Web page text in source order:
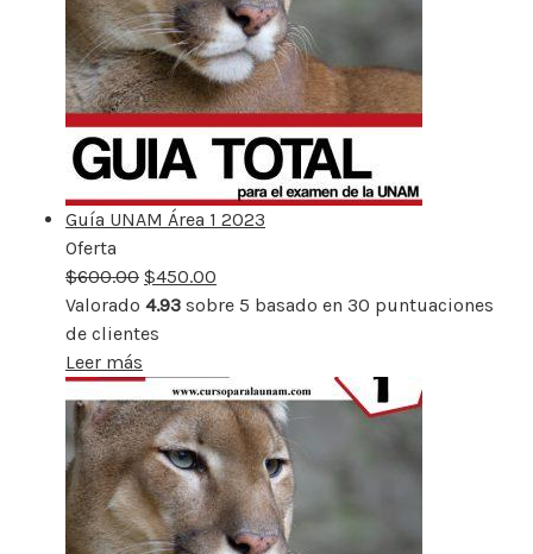
Guía UNAM Área 1 2023
Oferta
rebajado
$600.00 $450.00
Valorado 4.93 sobre 5 basado en 30 puntuaciones
de clientes
Leer más